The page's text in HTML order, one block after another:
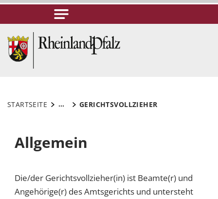
STARTSEITE ... GERICHTSVOLLZIEHER
Allgemein
Die/der Gerichtsvollzieher(in) ist Beamte(r) und
Angehörige(r) des Amtsgerichts und untersteht